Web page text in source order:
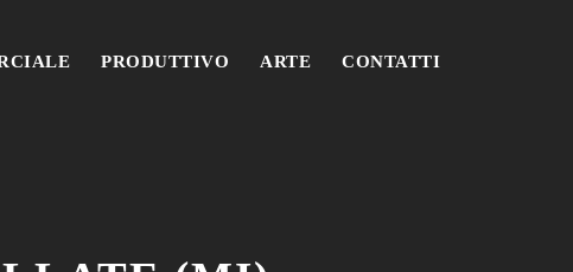
PRODUTTIVO ARTE CONTATTI